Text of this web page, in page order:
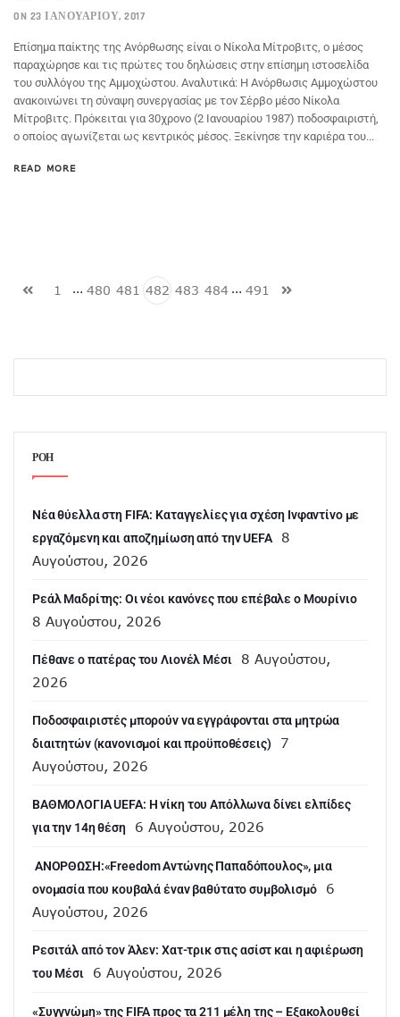
ON 23 ΙΑΝΟΥΑΡΊΟΥ, 2017
Επίσημα παίκτης της Ανόρθωσης είναι ο Νίκολα Μίτροβιτς, ο μέσος
παραχώρησε και τις πρώτες του δηλώσεις στην επίσημη ιστοσελίδα
του συλλόγου της Αμμοχώστου. Αναλυτικά: Η Ανόρθωσις Αμμοχώστου
ανακοινώνει τη σύναψη συνεργασίας με τον Σέρβο μέσο Νίκολα
Μίτροβιτς. Πρόκειται για 30χρονο (2 Ιανουαρίου 1987) ποδοσφαιριστή,
ο οποίος αγωνίζεται ως κεντρικός μέσος. Ξεκίνησε την καριέρα του...
READ MORE
1 … 480 481 482 483 484 … 491
ΡΟΗ
Νέα θύελλα στη FIFA: Καταγγελίες για σχέση Ινφαντίνο με
εργαζόμενη και αποζημίωση από την UEFA
8
Αυγούστου, 2026
Ρεάλ Μαδρίτης: Οι νέοι κανόνες που επέβαλε ο Μουρίνιο
8 Αυγούστου, 2026
Πέθανε ο πατέρας του Λιονέλ Μέσι
8 Αυγούστου,
2026
Ποδοσφαιριστές μπορούν να εγγράφονται στα μητρώα
διαιτητών (κανονισμοί και προϋποθέσεις)
7
Αυγούστου, 2026
ΒΑΘΜΟΛΟΓΙΑ UEFA: Η νίκη του Απόλλωνα δίνει ελπίδες
για την 14η θέση
6 Αυγούστου, 2026
ANOΡΘΩΣΗ:«Freedom Αντώνης Παπαδόπουλος», μια
ονομασία που κουβαλά έναν βαθύτατο συμβολισμό
6
Αυγούστου, 2026
Ρεσιτάλ από τον Άλεν: Χατ-τρικ στις ασίστ και η αφιέρωση
του Μέσι
6 Αυγούστου, 2026
«Συγγνώμη» της FIFA προς τα 211 μέλη της – Εξακολουθεί